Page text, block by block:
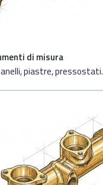
di misura
piastre, pressostati.